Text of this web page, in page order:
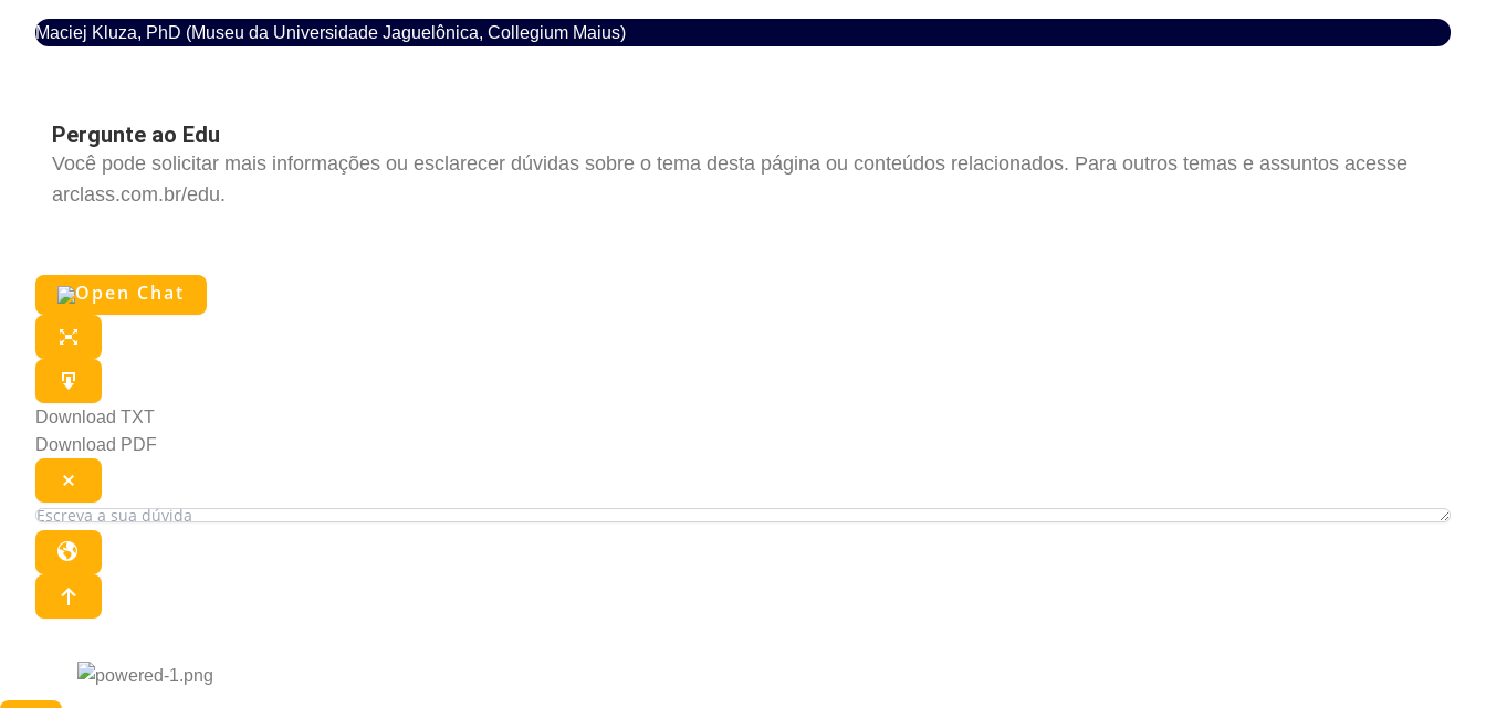
Maciej Kluza, PhD (Museu da Universidade Jaguelônica, Collegium Maius)
Pergunte ao Edu
Você pode solicitar mais informações ou esclarecer dúvidas sobre o tema desta página ou conteúdos relacionados. Para outros temas e assuntos acesse
arclass.com.br/edu.
Download TXT
Download PDF